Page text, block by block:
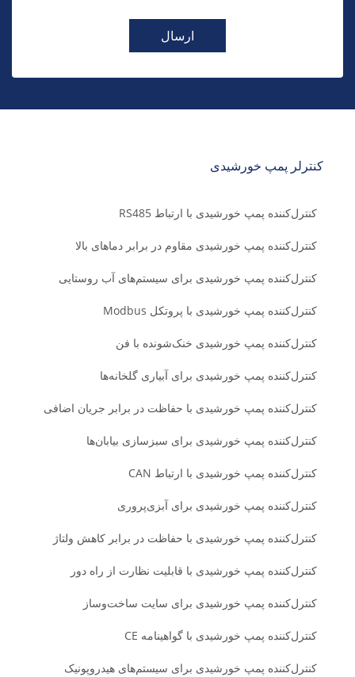
ارسال
کنترلر پمپ خورشیدی
کنترل‌کننده پمپ خورشیدی با ارتباط RS485
کنترل‌کننده پمپ خورشیدی مقاوم در برابر دماهای بالا
کنترل‌کننده پمپ خورشیدی برای سیستم‌های آب روستایی
کنترل‌کننده پمپ خورشیدی با پروتکل Modbus
کنترل‌کننده پمپ خورشیدی خنک‌شونده با فن
کنترل‌کننده پمپ خورشیدی برای آبیاری گلخانه‌ها
کنترل‌کننده پمپ خورشیدی با حفاظت در برابر جریان اضافی
کنترل‌کننده پمپ خورشیدی برای سبزسازی بیابان‌ها
کنترل‌کننده پمپ خورشیدی با ارتباط CAN
کنترل‌کننده پمپ خورشیدی برای آبزی‌پروری
کنترل‌کننده پمپ خورشیدی با حفاظت در برابر کاهش ولتاژ
کنترل‌کننده پمپ خورشیدی با قابلیت نظارت از راه دور
کنترل‌کننده پمپ خورشیدی برای سایت ساخت‌وساز
کنترل‌کننده پمپ خورشیدی با گواهینامه CE
کنترل‌کننده پمپ خورشیدی برای سیستم‌های هیدروپونیک